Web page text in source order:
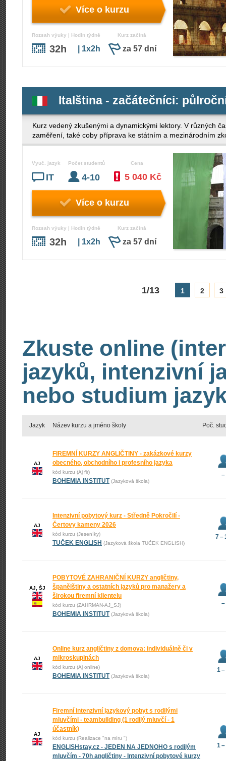
Více o kurzu
Rozsah výuky | Hodin týdně
32h | 1x2h
Kurz začíná
za 57 dní
Italština - začátečníci:
Kurz vedený zkušenými a dynamickými lektory. V různých
zaměření, také coby příprava ke státním a mezinárodním
Vyuč. jazyk
IT
Počet studentů
4-10
Cena
5 040 Kč
Více o kurzu
Rozsah výuky | Hodin týdně
32h | 1x2h
Kurz začíná
za 57 dní
1/13 1 2 3
Zkuste online
jazyků, intenzivní
nebo studium
Jazyk Název kurzu a jméno školy Poč.
AJ
FIREMNÍ KURZY ANGLIČTINY - zakázkové kurzy
obecného, obchodního i profesního jazyka
kód kurzu (Aj fir)
BOHEMIA INSTITUT (Jazyková škola)
–
AJ
Intenzivní pobytový kurz - Středně Pokročilí -
Čertovy kameny 2026
kód kurzu (Jeseníky)
TUČEK ENGLISH (Jazyková škola TUČEK ENGLISH)
7 –
AJ, ŠJ
POBYTOVÉ ZAHRANIČNÍ KURZY angličtiny,
španělštiny a ostatních jazyků pro manažery a
širokou firemní klientelu
kód kurzu (ZAHRMAN-AJ_SJ)
BOHEMIA INSTITUT (Jazyková škola)
–
AJ
Online kurz angličtiny z domova: individuálně či v
mikroskupinách
kód kurzu (Aj online)
BOHEMIA INSTITUT (Jazyková škola)
1
AJ
Firemní intenzivní jazykový pobyt s rodilými
mluvčími - teambuilding (1 rodilý mluvčí - 1
účastník)
kód kurzu (Realizace "na míru ")
ENGLISHstay.cz - JEDEN NA JEDNOHO s rodilým
mluvčím - 70h angličtiny - Intenzivní pobytové kurzy
1